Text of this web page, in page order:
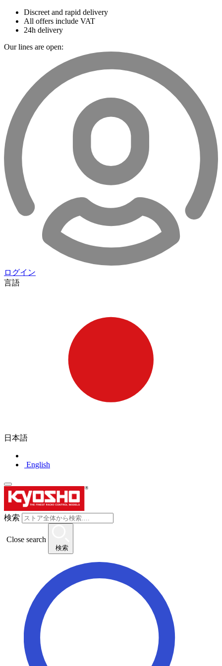
Discreet and rapid delivery
All offers include VAT
24h delivery
Our lines are open:
ログイン
言語
日本語
English
検索
Close search
検索